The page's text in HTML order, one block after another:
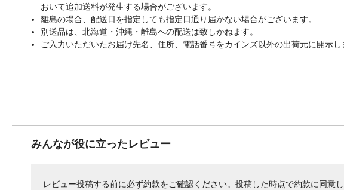
おいて追加送料が発生する場合がございます。
離島の場合、配送日を指定しても指定日通り届かない場合がございます。
別送品は、北海道・沖縄・離島への配送は致しかねます。
ご入力いただいたお届け先名、住所、電話番号をカインズ以外の出荷元に開示
みんなが役に立ったレビュー
レビュー投稿する前に必ず約款をご確認ください。投稿した時点で約款に同意